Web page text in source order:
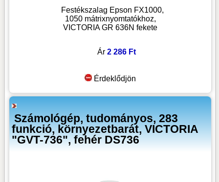
Festékszalag Epson FX1000,
1050 mátrixnyomtatókhoz,
VICTORIA GR 636N fekete
Ár2 286 Ft
Érdeklődjön
Számológép, tudományos, 283
funkció, környezetbarát, VICTORIA
"GVT-736", fehér DS736